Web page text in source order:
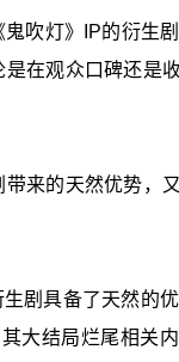
吹灯》IP的衍生
在观众口碑还是
来的天然优势，
剧具备了天然的
大结局烂尾相关